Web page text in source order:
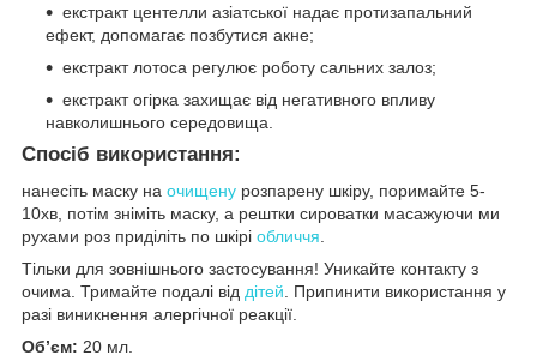
екстракт центелли азіатської надає протизапальний
ефект, допомагає позбутися акне;
екстракт лотоса регулює роботу сальних залоз;
екстракт огірка захищає від негативного впливу
навколишнього середовища.
Спосіб використання:
нанесіть маску на очищену розпарену шкіру, поримайте 5-
10хв, потім зніміть маску, а рештки сироватки масажуючи ми
рухами роз приділіть по шкірі обличчя
Тільки для зовнішнього застосування! Уникайте контакту з
очима. Тримайте подалі від дітей . Припинити використання у
разі виникнення алергічної реакції.
Об’єм: 20 мл.